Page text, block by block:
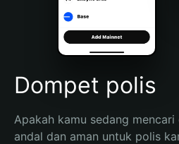
Português (Brasil)
Español (Argentina)
Dompet polis
Apakah kamu sedang
andal dan aman untuk polis